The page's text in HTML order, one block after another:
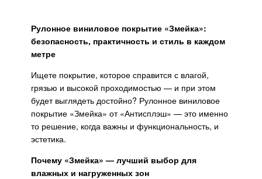
Рулонное виниловое покрытие «Змейка»:
безопасность, практичность и стиль в каждом
метре
Ищете покрытие, которое справится с влагой,
грязью и высокой проходимостью — и при этом
будет выглядеть достойно? Рулонное виниловое
покрытие «Змейка» от «Антисплэш» — это именно
то решение, когда важны и функциональность, и
эстетика.
Почему «Змейка» — лучший выбор для
влажных и нагруженных зон